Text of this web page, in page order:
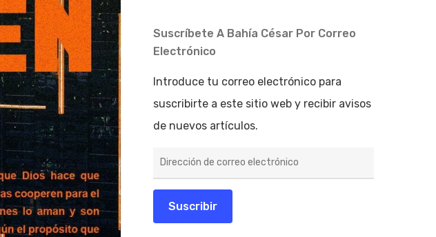
Suscríbete A Bahía César Por Correo
Electrónico
Introduce tu correo electrónico para
suscribirte a este sitio web y recibir avisos
de nuevos artículos.
de
electrónico
Suscribir